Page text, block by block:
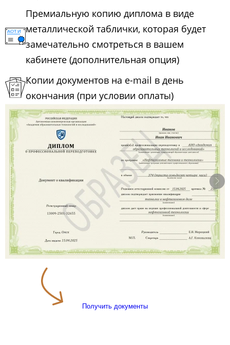
Премиальную копию диплома в виде
металлической таблички, которая будет
замечательно смотреться в вашем
кабинете (дополнительная опция)
Копии документов на e-mail в день
окончания (при условии оплаты)
Получить документы